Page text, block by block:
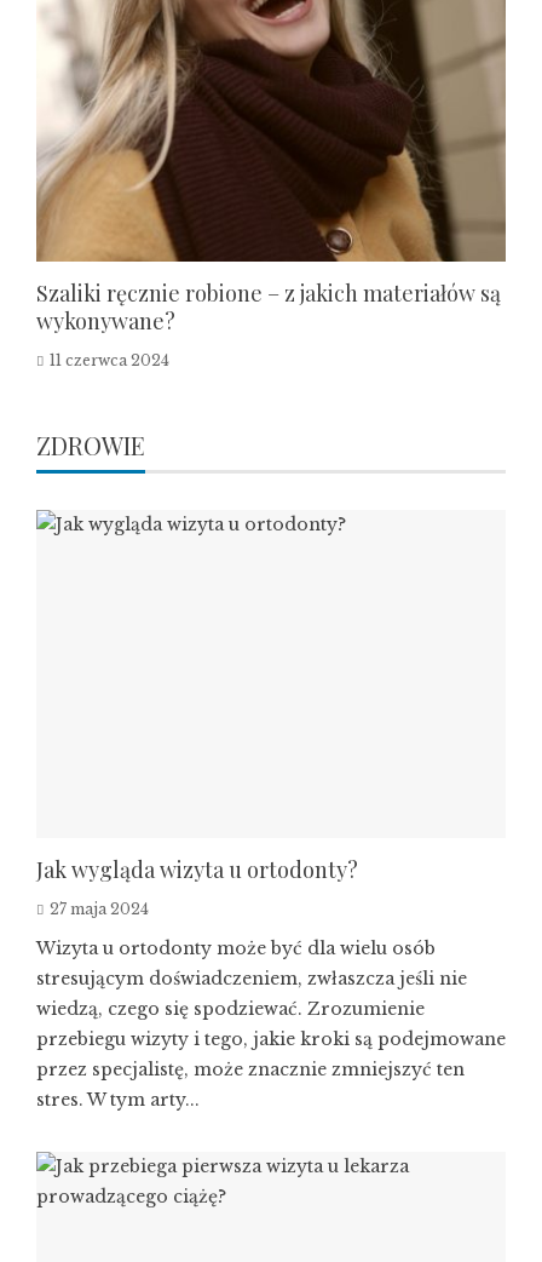
Szaliki ręcznie robione – z jakich materiałów są
wykonywane?
11 czerwca 2024
ZDROWIE
Jak wygląda wizyta u ortodonty?
27 maja 2024
Wizyta u ortodonty może być dla wielu osób
stresującym doświadczeniem, zwłaszcza jeśli nie
wiedzą, czego się spodziewać. Zrozumienie
przebiegu wizyty i tego, jakie kroki są podejmowane
przez specjalistę, może znacznie zmniejszyć ten
stres. W tym arty...